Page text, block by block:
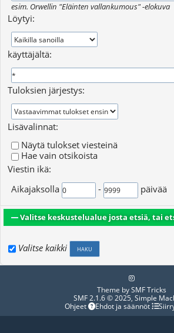
esim. Orwellin "Eläinten vallankumous" -elokuva
Löytyi:
käyttäjältä:
Tuloksien järjestys:
Lisävalinnat:
Näytä tulokset viesteinä
Hae vain otsikoista
Viestin ikä:
Aikajaksolla
- päivää
Valitse keskustelualue josta etsiä, tai
Valitse kaikki
Theme bySMF Tricks
SMF 2.1.6 © 2025, Simple
Ohjeet
Ehdot ja säännöt